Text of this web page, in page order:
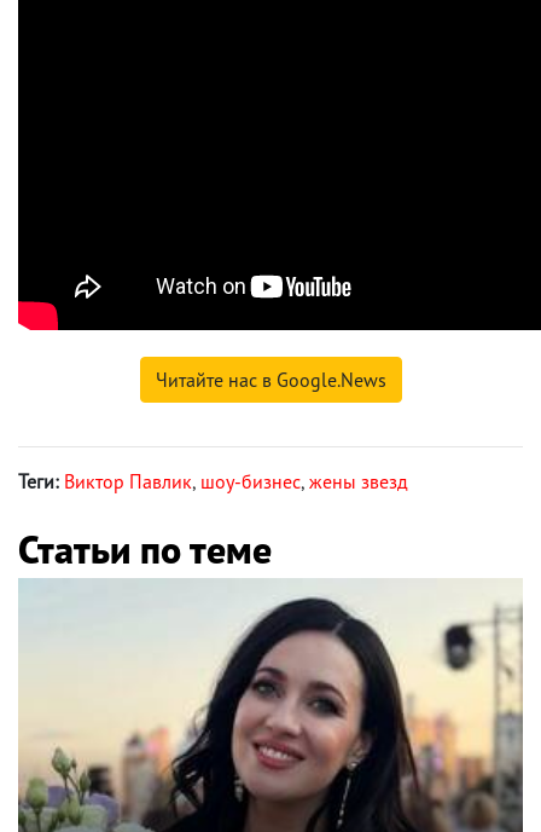
Читайте нас в Google.News
Теги: Виктор Павлик, шоу-бизнес, жены звезд
Статьи по теме